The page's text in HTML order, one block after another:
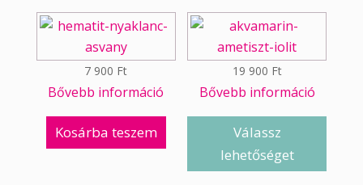
7 900 Ft
Bővebb információ
Kosárba teszem
19 900 Ft
Bővebb információ
Válassz
lehetőséget